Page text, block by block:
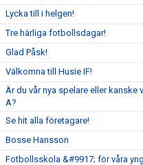
Lycka till i helgen!
Tre härliga fotbollsdagar!
Glad Påsk!
Välkomna till Husie IF!
Är du vår nya spelare eller kanske
A?
Se hit alla företagare!
Bosse Hansson
Fotbollsskola &#9917; för våra